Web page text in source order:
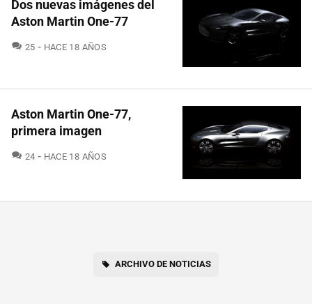
Dos nuevas imágenes del
Aston Martin One-77
25 COMENTARIOS
HACE 18 AÑOS
Aston Martin One-77,
primera imagen
24 COMENTARIOS
HACE 18 AÑOS
ARCHIVO DE NOTICIAS